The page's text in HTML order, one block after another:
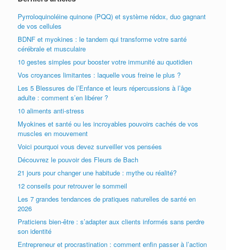
Pyrroloquinoléine quinone (PQQ) et système rédox, duo gagnant
de vos cellules
BDNF et myokines : le tandem qui transforme votre santé
cérébrale et musculaire
10 gestes simples pour booster votre immunité au quotidien
Vos croyances limitantes : laquelle vous freine le plus ?
Les 5 Blessures de l’Enfance et leurs répercussions à l’âge
adulte : comment s’en libérer ?
10 aliments anti-stress
Myokines et santé ou les incroyables pouvoirs cachés de vos
muscles en mouvement
Voici pourquoi vous devez surveiller vos pensées
Découvrez le pouvoir des Fleurs de Bach
21 jours pour changer une habitude : mythe ou réalité?
12 conseils pour retrouver le sommeil
Les 7 grandes tendances de pratiques naturelles de santé en
2026
Praticiens bien-être : s’adapter aux clients informés sans perdre
son identité
Entrepreneur et procrastination : comment enfin passer à l’action